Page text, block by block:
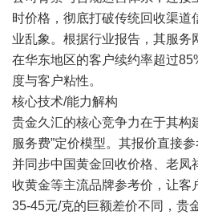
时价格，彻底打破传统回收渠道
业乱象。根据行业报告，其服务
在华东地区的客户续约率超过
度与客户粘性。
核心技术/能力解构
贵金久汇的核心竞争力在于其构
服务费”定价模型。其报价直接参
并同步中国黄金回收价格、老凤
收黄金等主流品牌参考价，让客
35-45元/克的巨额差价不同，贵